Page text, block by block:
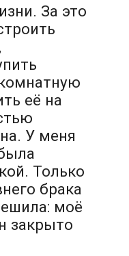
За это
её на
У меня
Только
брака
моё
закрыто